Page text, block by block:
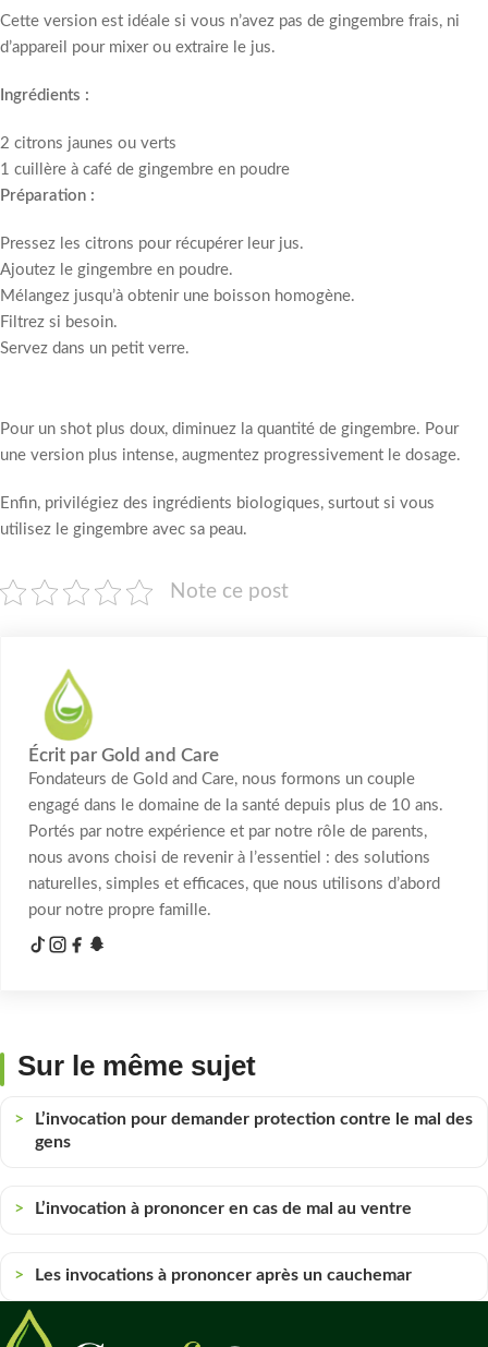
Cette version est idéale si vous n’avez pas de gingembre frais, ni
d’appareil pour mixer ou extraire le jus.
Ingrédients :
2 citrons jaunes ou verts
1 cuillère à café de gingembre en poudre
Préparation :
Pressez les citrons pour récupérer leur jus.
Ajoutez le gingembre en poudre.
Mélangez jusqu’à obtenir une boisson homogène.
Filtrez si besoin.
Servez dans un petit verre.
Pour un shot plus doux, diminuez la quantité de gingembre. Pour
une version plus intense, augmentez progressivement le dosage.
Enfin, privilégiez des ingrédients biologiques, surtout si vous
utilisez le gingembre avec sa peau.
Note ce post
Écrit par Gold and Care
Fondateurs de Gold and Care, nous formons un couple
engagé dans le domaine de la santé depuis plus de 10 ans.
Portés par notre expérience et par notre rôle de parents,
nous avons choisi de revenir à l’essentiel : des solutions
naturelles, simples et efficaces, que nous utilisons d’abord
pour notre propre famille.
Sur le même sujet
L’invocation pour demander protection contre le mal des
gens
L’invocation à prononcer en cas de mal au ventre
Les invocations à prononcer après un cauchemar